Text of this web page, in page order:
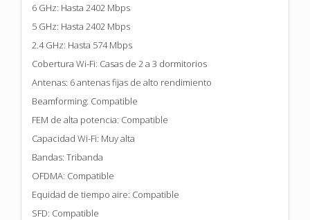
6 GHz: Hasta 2402 Mbps
5 GHz: Hasta 2402 Mbps
2.4 GHz: Hasta 574 Mbps
Cobertura Wi-Fi: Casas de 2 a 3 dormitorios
Antenas: 6 antenas fijas de alto rendimiento
Beamforming: Compatible
FEM de alta potencia: Compatible
Capacidad Wi-Fi: Muy alta
Bandas: Tribanda
OFDMA: Compatible
Equidad de tiempo aire: Compatible
SFD: Compatible